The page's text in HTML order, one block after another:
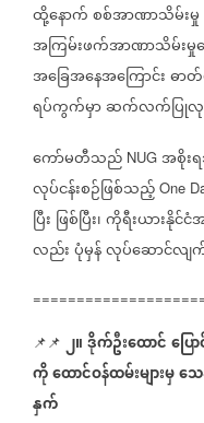
ထို့နောက်စစ်အာဏာသိမ်းမှု
အကြမ်းဖက်အာဏာသိမ်းမှု
အခြေအနေအကြောင်းဓာ
ရပ်ကွက်မှာဆက်လက်ပြု
ကော်မတီသည် NUG အစိုး
လုပ်ငန်းစဉ်ဖြစ်သည့် One
ပြီး ဖြစ်ပြီး၊ကိုရီးယားနိုင်ငံ
လည်းပုံမှန်လုပ်ဆောင်လျ
📌📌 ၂။ဒိုက်ဦးထောင်ပြေ
ကိုထောင်ဝန်ထမ်းများမှသ
နှက်